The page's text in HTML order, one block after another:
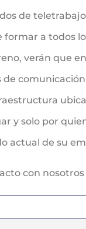
de
formar a todos
verán que
de
y solo por
actual de su
con